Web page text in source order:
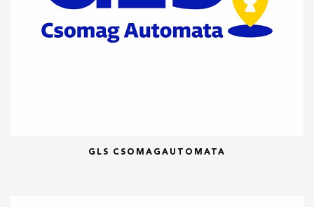
GLS CSOMAGAUTOMATA